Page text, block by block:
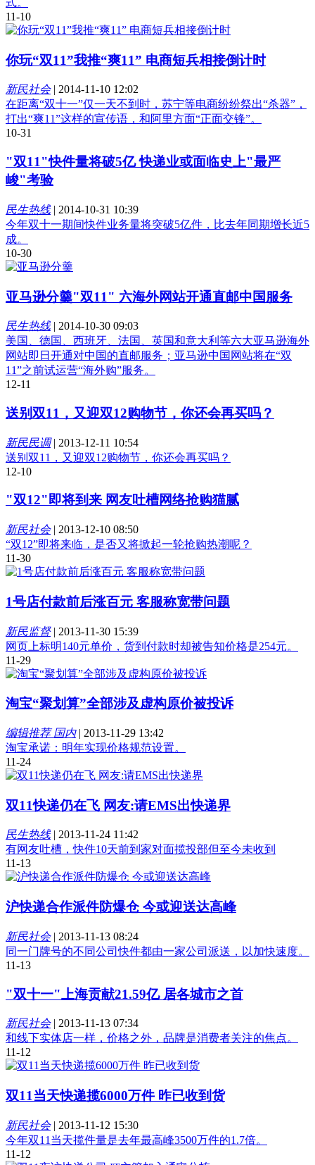
式。
11-10
你玩“双11”我推“爽11” 电商短兵相接倒计时
新民社会| 2014-11-10 12:02
在距离“双十一”仅一天不到时，苏宁等电商纷纷祭出“杀器”，
打出“爽11”这样的宣传语，和阿里方面“正面交锋”。
10-31
"双11"快件量将破5亿 快递业或面临史上"最严
峻"考验
民生热线| 2014-10-31 10:39
今年双十一期间快件业务量将突破5亿件，比去年同期增长近5
成。
10-30
亚马逊分羹"双11" 六海外网站开通直邮中国服务
民生热线| 2014-10-30 09:03
美国、德国、西班牙、法国、英国和意大利等六大亚马逊海外
网站即日开通对中国的直邮服务；亚马逊中国网站将在“双
11”之前试运营“海外购”服务。
12-11
送别双11，又迎双12购物节，你还会再买吗？
新民民调| 2013-12-11 10:54
送别双11，又迎双12购物节，你还会再买吗？
12-10
"双12"即将到来 网友吐槽网络抢购猫腻
新民社会| 2013-12-10 08:50
“双12”即将来临，是否又将掀起一轮抢购热潮呢？
11-30
1号店付款前后涨百元 客服称宽带问题
新民监督| 2013-11-30 15:39
网页上标明140元单价，货到付款时却被告知价格是254元。
11-29
淘宝“聚划算”全部涉及虚构原价被投诉
编辑推荐 国内| 2013-11-29 13:42
淘宝承诺：明年实现价格规范设置。
11-24
双11快递仍在飞 网友:请EMS出快递界
民生热线| 2013-11-24 11:42
有网友吐槽，快件10天前到家对面揽投部但至今未收到
11-13
沪快递合作派件防爆仓 今或迎送达高峰
新民社会| 2013-11-13 08:24
同一门牌号的不同公司快件都由一家公司派送，以加快速度。
11-13
"双十一"上海贡献21.59亿 居各城市之首
新民社会| 2013-11-13 07:34
和线下实体店一样，价格之外，品牌是消费者关注的焦点。
11-12
双11当天快递揽6000万件 昨已收到货
新民社会| 2013-11-12 15:30
今年双11当天揽件量是去年最高峰3500万件的1.7倍。
11-12